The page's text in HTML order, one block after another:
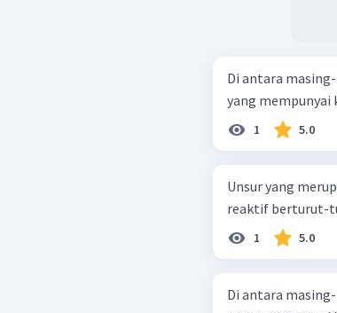
Di antara
1 5.0
Unsur yang
reaktif berturut-
1 5.0
Di antara